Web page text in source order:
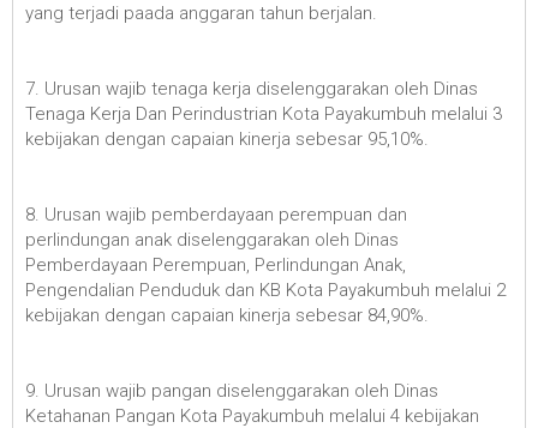
yang terjadi paada anggaran tahun berjalan.
7. Urusan wajib tenaga kerja diselenggarakan oleh Dinas
Tenaga Kerja Dan Perindustrian Kota Payakumbuh melalui 3
kebijakan dengan capaian kinerja sebesar 95,10%.
8. Urusan wajib pemberdayaan perempuan dan
perlindungan anak diselenggarakan oleh Dinas
Pemberdayaan Perempuan, Perlindungan Anak,
Pengendalian Penduduk dan KB Kota Payakumbuh melalui 2
kebijakan dengan capaian kinerja sebesar 84,90%.
9. Urusan wajib pangan diselenggarakan oleh Dinas
Ketahanan Pangan Kota Payakumbuh melalui 4 kebijakan